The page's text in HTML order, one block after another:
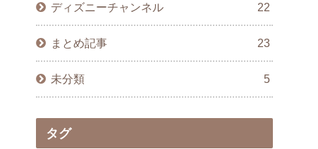
ディズニーチャンネル 22
まとめ記事 23
未分類 5
タグ